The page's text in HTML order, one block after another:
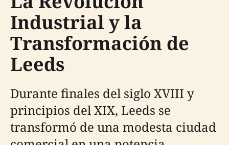
Industrial y la
Transformación de
Leeds
Durante finales del siglo XVIII y
principios del XIX, Leeds se
transformó de una modesta ciudad